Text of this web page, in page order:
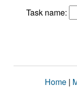
Task name:
Home |